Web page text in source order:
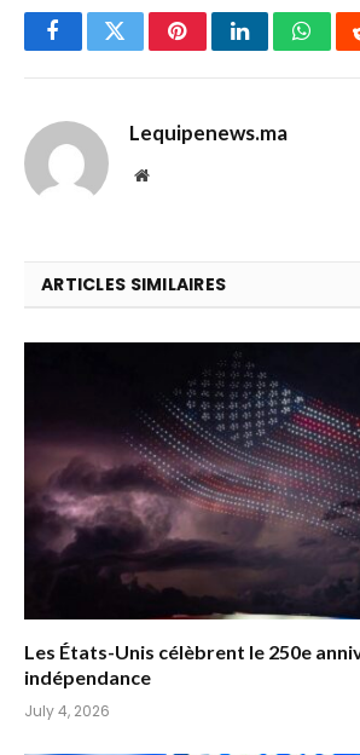
FacebookTwitterPinterestLinkedIn
Lequipenews.ma
Website
ARTICLES SIMILAIRES
Les États-Unis célèbrent le 250e
indépendance
July 4, 2026